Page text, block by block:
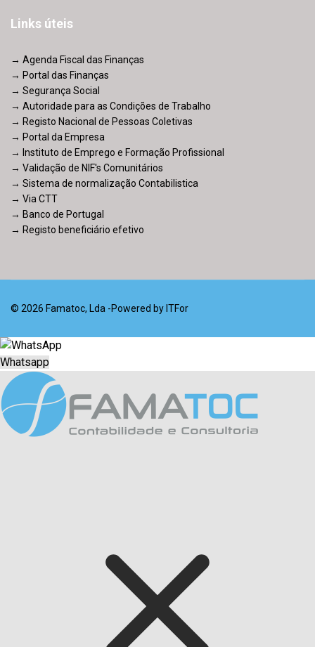
Links úteis
→ Agenda Fiscal das Finanças
→ Portal das Finanças
→ Segurança Social
→ Autoridade para as Condições de Trabalho
→ Registo Nacional de Pessoas Coletivas
→ Portal da Empresa
→ Instituto de Emprego e Formação Profissional
→ Validação de NIF's Comunitários
→ Sistema de normalização Contabilistica
→ Via CTT
→ Banco de Portugal
→ Registo beneficiário efetivo
© 2026 Famatoc, Lda -Powered by ITFor
Whatsapp